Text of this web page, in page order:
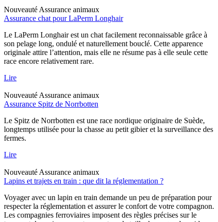
Nouveauté Assurance animaux
Assurance chat pour LaPerm Longhair
Le LaPerm Longhair est un chat facilement reconnaissable grâce à
son pelage long, ondulé et naturellement bouclé. Cette apparence
originale attire l’attention, mais elle ne résume pas à elle seule cette
race encore relativement rare.
Lire
Nouveauté Assurance animaux
Assurance Spitz de Norrbotten
Le Spitz de Norrbotten est une race nordique originaire de Suède,
longtemps utilisée pour la chasse au petit gibier et la surveillance des
fermes.
Lire
Nouveauté Assurance animaux
Lapins et trajets en train : que dit la réglementation ?
Voyager avec un lapin en train demande un peu de préparation pour
respecter la réglementation et assurer le confort de votre compagnon.
Les compagnies ferroviaires imposent des règles précises sur le